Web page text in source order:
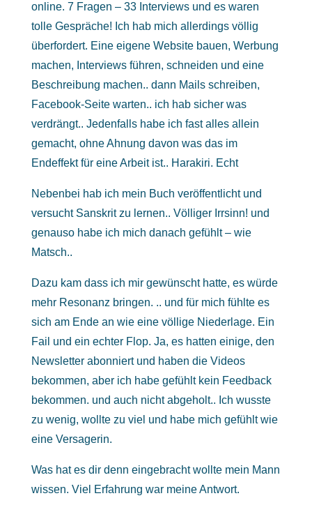
online. 7 Fragen – 33 Interviews und es waren
tolle Gespräche! Ich hab mich allerdings völlig
überfordert. Eine eigene Website bauen, Werbung
machen, Interviews führen, schneiden und eine
Beschreibung machen.. dann Mails schreiben,
Facebook-Seite warten.. ich hab sicher was
verdrängt.. Jedenfalls habe ich fast alles allein
gemacht, ohne Ahnung davon was das im
Endeffekt für eine Arbeit ist.. Harakiri. Echt
Nebenbei hab ich mein Buch veröffentlicht und
versucht Sanskrit zu lernen.. Völliger Irrsinn! und
genauso habe ich mich danach gefühlt – wie
Matsch..
Dazu kam dass ich mir gewünscht hatte, es würde
mehr Resonanz bringen. .. und für mich fühlte es
sich am Ende an wie eine völlige Niederlage. Ein
Fail und ein echter Flop. Ja, es hatten einige, den
Newsletter abonniert und haben die Videos
bekommen, aber ich habe gefühlt kein Feedback
bekommen. und auch nicht abgeholt.. Ich wusste
zu wenig, wollte zu viel und habe mich gefühlt wie
eine Versagerin.
Was hat es dir denn eingebracht wollte mein Mann
wissen. Viel Erfahrung war meine Antwort.